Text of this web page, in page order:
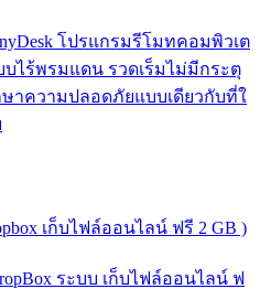
โปรแกรมรีโมทคอมพิวเต
ไร้พรมแดน รวดเร็มไม่มีกระตุ
าความปลอดภัยแบบเดียวกับที่ใ
เก็บไฟล์ออนไลน์ ฟรี 2 GB )
ระบบ เก็บไฟล์ออนไลน์ ฟ